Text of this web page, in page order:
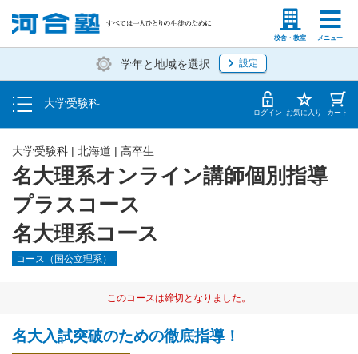
校舎・教室 メニュー
塾生の方 高等学校の先生
学年と地域を選択 設定
大学受験科
入塾説明会・個別相談
学費・入塾手続き方法
入塾から授業開始までのスケジュール ログイン お気に入り カート
名大理系オンライン講師個別指導
プラスコース
名大理系コース
大学受験科 | 北海道 | 高卒生
コース（国公立理系）
このコースは締切となりました。
名大入試突破のための徹底指導！